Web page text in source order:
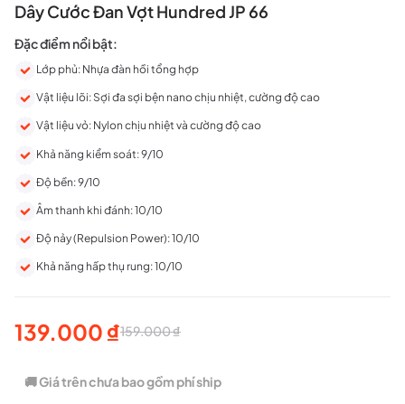
Dây Cước Đan Vợt Hundred JP 66
Đặc điểm nổi bật:
Lớp phủ: Nhựa đàn hồi tổng hợp
Vật liệu lõi: Sợi đa sợi bện nano chịu nhiệt, cường độ cao
Vật liệu vỏ: Nylon chịu nhiệt và cường độ cao
Khả năng kiểm soát: 9/10
Độ bền: 9/10
Âm thanh khi đánh: 10/10
Độ nảy (Repulsion Power): 10/10
Khả năng hấp thụ rung: 10/10
159.000₫
Giá
gốc
139.000 ₫
Giá
hiện
🚚 Giá trên chưa bao gồm phí ship